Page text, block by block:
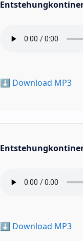
⬇️ Download MP3
⬇️ Download MP3